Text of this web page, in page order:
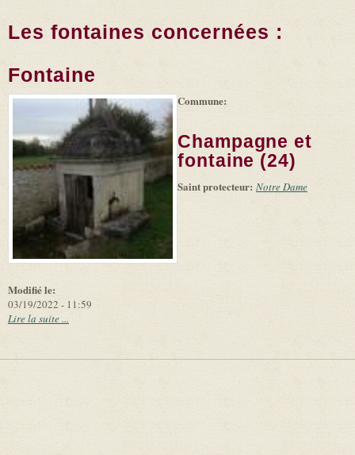
Les fontaines concernées :
Fontaine
-
Leaflet (link is
|
Tiles
(link is
external)
©
Microsoft
and
suppliers
Modifié le:
03/19/2022 - 11:59
Commune:
Champagne et
fontaine (24)
Saint protecteur: Notre Dame
Lire la suite ...